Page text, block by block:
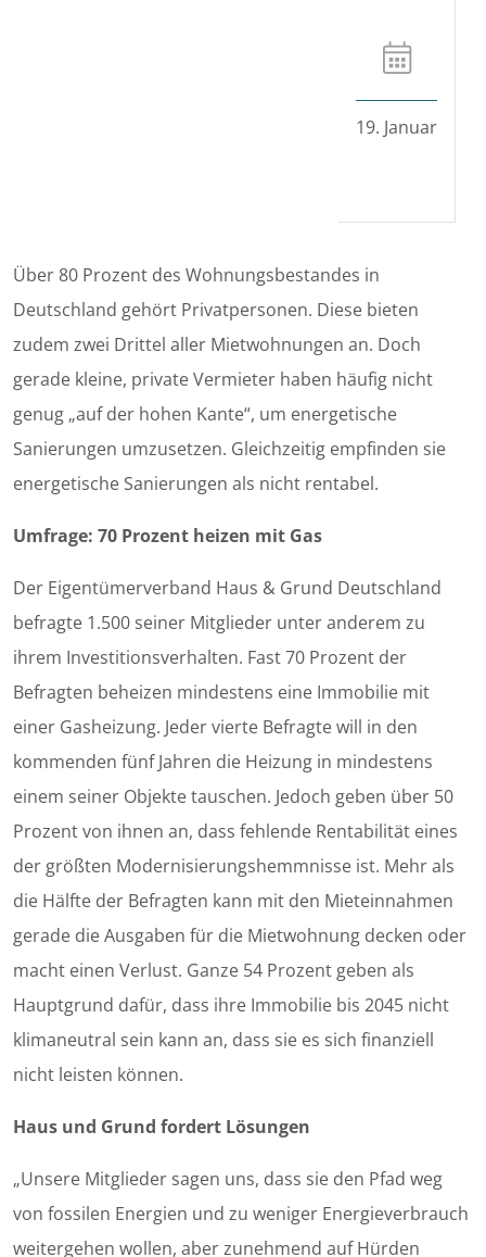
19. Januar
Über 80 Prozent des Wohnungsbestandes in
Deutschland gehört Privatpersonen. Diese bieten
zudem zwei Drittel aller Mietwohnungen an. Doch
gerade kleine, private Vermieter haben häufig nicht
genug „auf der hohen Kante“, um energetische
Sanierungen umzusetzen. Gleichzeitig empfinden sie
energetische Sanierungen als nicht rentabel.
Umfrage: 70 Prozent heizen mit Gas
Der Eigentümerverband Haus & Grund Deutschland
befragte 1.500 seiner Mitglieder unter anderem zu
ihrem Investitionsverhalten. Fast 70 Prozent der
Befragten beheizen mindestens eine Immobilie mit
einer Gasheizung. Jeder vierte Befragte will in den
kommenden fünf Jahren die Heizung in mindestens
einem seiner Objekte tauschen. Jedoch geben über 50
Prozent von ihnen an, dass fehlende Rentabilität eines
der größten Modernisierungshemmnisse ist. Mehr als
die Hälfte der Befragten kann mit den Mieteinnahmen
gerade die Ausgaben für die Mietwohnung decken oder
macht einen Verlust. Ganze 54 Prozent geben als
Hauptgrund dafür, dass ihre Immobilie bis 2045 nicht
klimaneutral sein kann an, dass sie es sich finanziell
nicht leisten können.
Haus und Grund fordert Lösungen
„Unsere Mitglieder sagen uns, dass sie den Pfad weg
von fossilen Energien und zu weniger Energieverbrauch
weitergehen wollen, aber zunehmend auf Hürden